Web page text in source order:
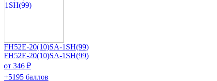
FH52E-20(10)SA-1SH(99)
FH52E-20(10)SA-1SH(99)
от 346 ₽
+5195 баллов